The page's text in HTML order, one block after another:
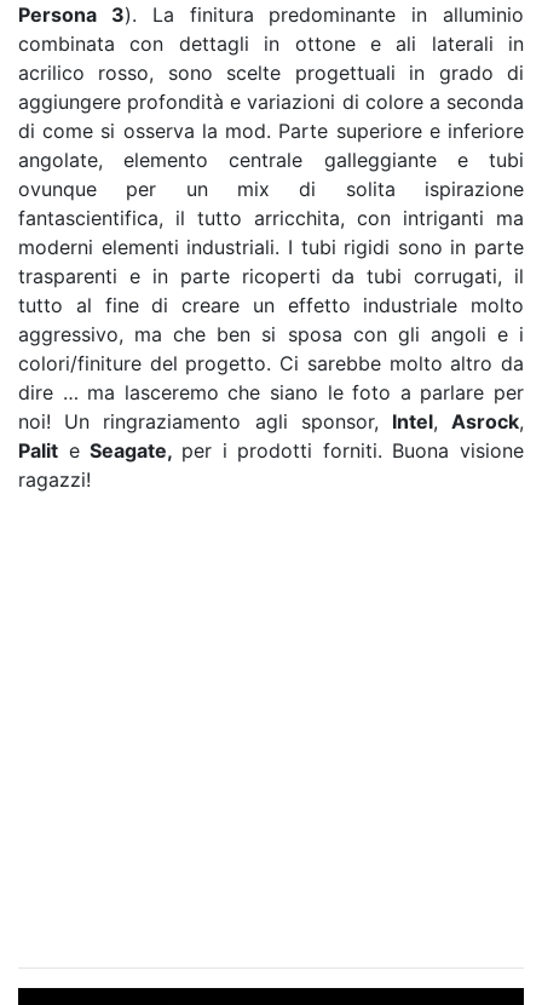
Persona 3). La finitura predominante in alluminio
combinata con dettagli in ottone e ali laterali in
acrilico rosso, sono scelte progettuali in grado di
aggiungere profondità e variazioni di colore a seconda
di come si osserva la mod. Parte superiore e inferiore
angolate, elemento centrale galleggiante e tubi
ovunque per un mix di solita ispirazione
fantascientifica, il tutto arricchita, con intriganti ma
moderni elementi industriali. I tubi rigidi sono in parte
trasparenti e in parte ricoperti da tubi corrugati, il
tutto al fine di creare un effetto industriale molto
aggressivo, ma che ben si sposa con gli angoli e i
colori/finiture del progetto. Ci sarebbe molto altro da
dire … ma lasceremo che siano le foto a parlare per
noi! Un ringraziamento agli sponsor, Intel,Asrock,
Palit eSeagate, per i prodotti forniti. Buona visione
ragazzi!